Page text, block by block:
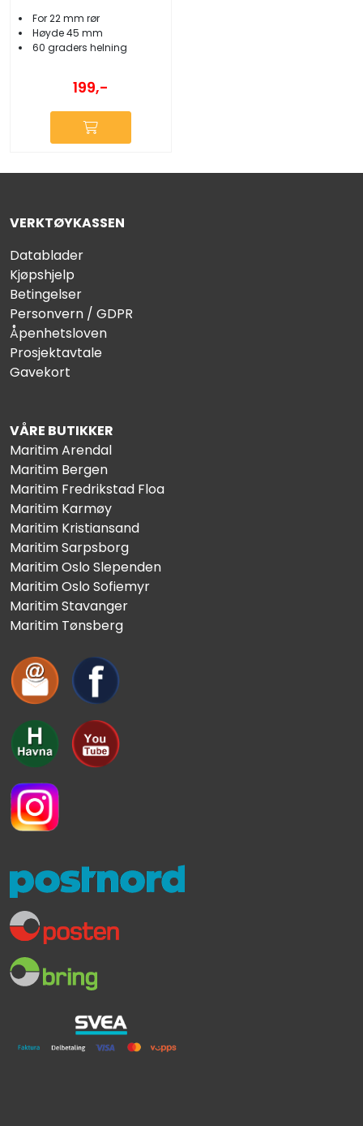
For 22 mm rør
Høyde 45 mm
60 graders helning
199,-
VERKTØYKASSEN
Datablader
Kjøpshjelp
Betingelser
Personvern / GDPR
Åpenhetsloven
Prosjektavtale
Gavekort
VÅRE BUTIKKER
Maritim Arendal
Maritim Bergen
Maritim Fredrikstad Floa
Maritim Karmøy
Maritim Kristiansand
Maritim Sarpsborg
Maritim Oslo Slependen
Maritim Oslo Sofiemyr
Maritim Stavanger
Maritim Tønsberg